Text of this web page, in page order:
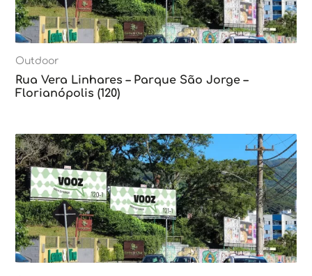
Outdoor
Rua Vera Linhares – Parque São Jorge –
Florianópolis (120)